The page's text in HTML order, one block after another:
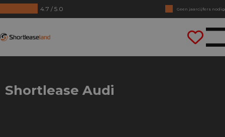
4.7 / 5.0
Geen jaarcijfers nodig
Direct rijden
Shortlease Audi